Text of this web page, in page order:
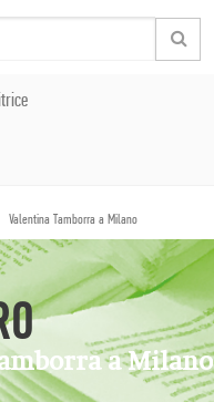
Valentina Tamborra a Milano
a Milano